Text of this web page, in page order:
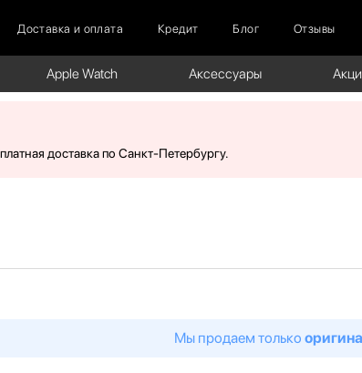
Доставка и оплата Кредит Блог Отзывы
Apple Watch Аксессуары
доставка по Санкт-Петербургу.
Мы продаем только